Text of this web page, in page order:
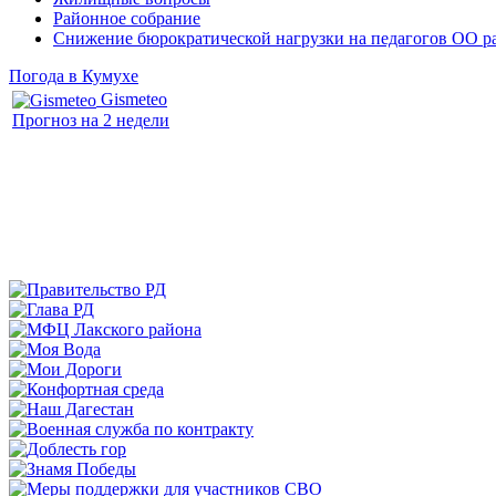
Районное собрание
Снижение бюрократической нагрузки на педагогов ОО
Погода в Кумухе
Gismeteo
Прогноз на 2 недели